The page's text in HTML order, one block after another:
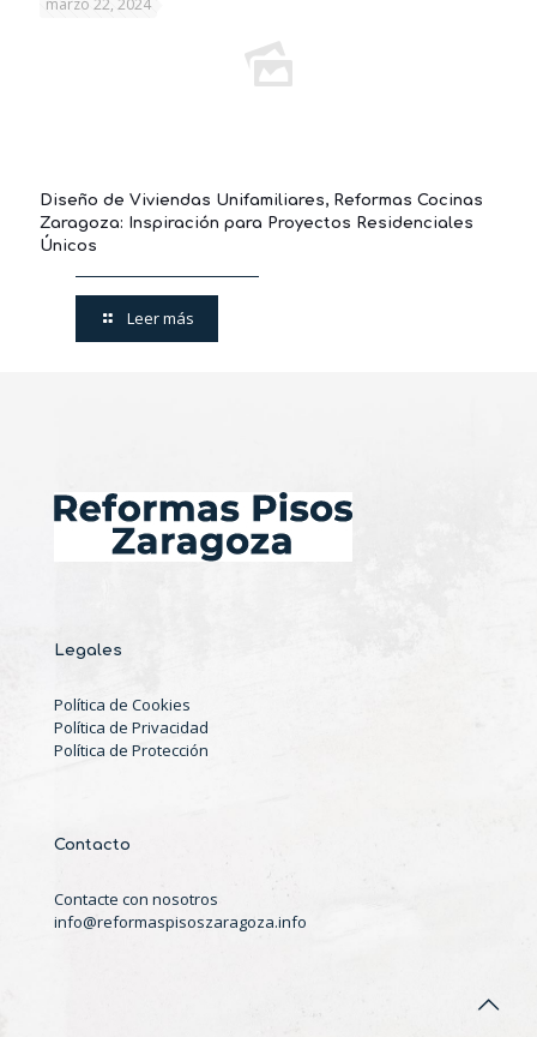
marzo 22, 2024
Diseño de Viviendas Unifamiliares, Reformas Cocinas
Zaragoza: Inspiración para Proyectos Residenciales
Únicos
Leer más
Legales
Política de Cookies
Política de Privacidad
Política de Protección
Contacto
Contacte con nosotros
info@reformaspisoszaragoza.info